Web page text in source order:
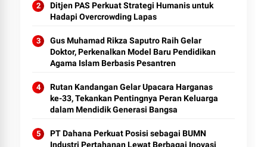
Ditjen PAS Perkuat Strategi Humanis untuk
Hadapi Overcrowding Lapas
Gus Muhamad Rikza Saputro Raih Gelar
Doktor, Perkenalkan Model Baru Pendidikan
Agama Islam Berbasis Pesantren
Rutan Kandangan Gelar Upacara Harganas
ke-33, Tekankan Pentingnya Peran Keluarga
dalam Mendidik Generasi Bangsa
PT Dahana Perkuat Posisi sebagai BUMN
Industri Pertahanan Lewat Berbagai Inovasi